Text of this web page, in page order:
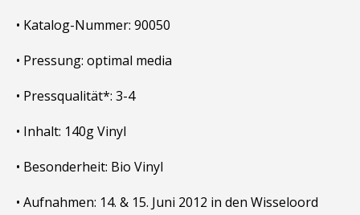
• Katalog-Nummer: 90050
• Pressung: optimal media
• Pressqualität*: 3-4
• Inhalt: 140g Vinyl
• Besonderheit: Bio Vinyl
• Aufnahmen: 14. & 15. Juni 2012 in den Wisseloord